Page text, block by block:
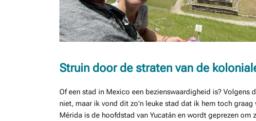
Struin door de straten van de
Of een stad in Mexico een bezienswaardigheid is? Volgens
niet, maar ik vond dit zo’n leuke stad dat ik hem toch
Mérida is de hoofdstad van Yucatán en wordt geprezen om